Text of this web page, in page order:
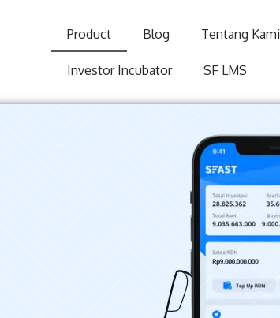
Product Blog Tentang Kami
Investor Incubator SF LMS